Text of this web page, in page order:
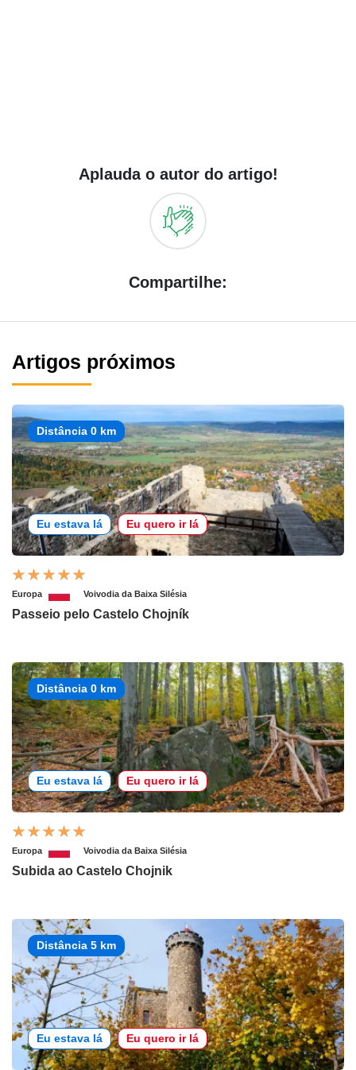
Aplauda o autor do artigo!
Compartilhe:
Artigos próximos
Distância 0 km
Eu estava lá Eu quero ir lá
Europa Voivodia da Baixa Silésia
Passeio pelo Castelo Chojník
Distância 0 km
Eu estava lá Eu quero ir lá
Europa Voivodia da Baixa Silésia
Subida ao Castelo Chojnik
Distância 5 km
Eu estava lá Eu quero ir lá